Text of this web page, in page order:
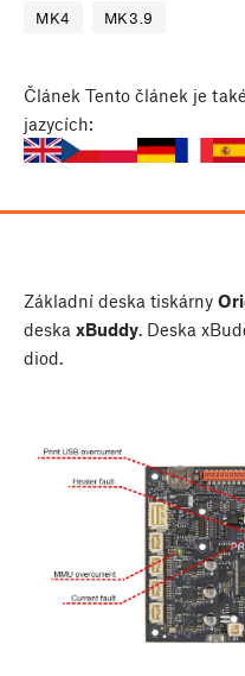
MK4 MK3.9
Článek Tento článek je
jazycích:
Základní deska tiskárny
deska xBuddy. Deska
diod.